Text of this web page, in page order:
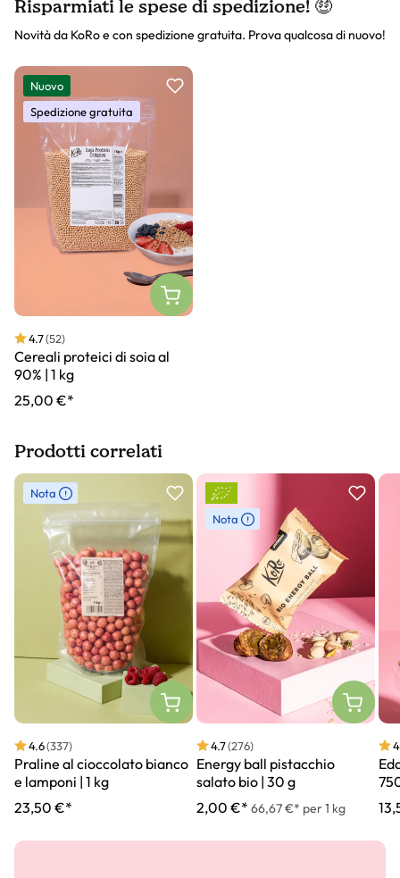
Risparmiati le spese di spedizione! 🤑
Novità da KoRo e con spedizione gratuita. Prova qualcosa di nuovo!
Slider prodotto
Nuovo
Spedizione gratuita
4.7(52)
Cereali proteici di soia al
90% | 1 kg
25,00 €*
Prodotti correlati
Slider prodotto
Nota
4.6(337)
Praline al cioccolato bianco
e lamponi | 1 kg
23,50 €*
Nota
4.7(276)
Energy ball pistacchio
salato bio | 30 g
2,00 €* 66,67 €* per 1 kg